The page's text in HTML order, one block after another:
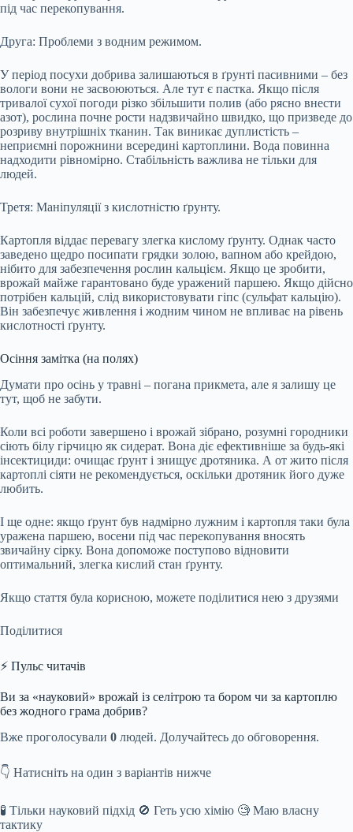
під час перекопування.
Друга: Проблеми з водним режимом.
У період посухи добрива залишаються в ґрунті пасивними – без
вологи вони не засвоюються. Але тут є пастка. Якщо після
тривалої сухої погоди різко збільшити полив (або рясно внести
азот), рослина почне рости надзвичайно швидко, що призведе до
розриву внутрішніх тканин. Так виникає дуплистість –
неприємні порожнини всередині картоплини. Вода повинна
надходити рівномірно. Стабільність важлива не тільки для
людей.
Третя: Маніпуляції з кислотністю ґрунту.
Картопля віддає перевагу злегка кислому ґрунту. Однак часто
заведено щедро посипати грядки золою, вапном або крейдою,
нібито для забезпечення рослин кальцієм. Якщо це зробити,
врожай майже гарантовано буде уражений паршею. Якщо дійсно
потрібен кальцій, слід використовувати гіпс (сульфат кальцію).
Він забезпечує живлення і жодним чином не впливає на рівень
кислотності ґрунту.
Осіння замітка (на полях)
Думати про осінь у травні – погана прикмета, але я залишу це
тут, щоб не забути.
Коли всі роботи завершено і врожай зібрано, розумні городники
сіють білу гірчицю як сидерат. Вона діє ефективніше за будь-які
інсектициди: очищає ґрунт і знищує дротяника. А от жито після
картоплі сіяти не рекомендується, оскільки дротяник його дуже
любить.
І ще одне: якщо ґрунт був надмірно лужним і картопля таки була
уражена паршею, восени під час перекопування вносять
звичайну сірку. Вона допоможе поступово відновити
оптимальний, злегка кислий стан ґрунту.
Якщо стаття була корисною, можете поділитися нею з друзями
Поділитися
⚡ Пульс читачів
Ви за «науковий» врожай із селітрою та бором чи за картоплю
без жодного грама добрив?
Вже проголосували 0 людей. Долучайтесь до обговорення.
👇 Натисніть на один з варіантів нижче
🧪 Тільки науковий підхід 🚫 Геть усю хімію 🧐 Маю власну
тактику